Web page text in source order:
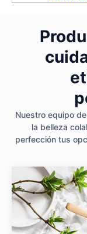
Nuestro equipo
la belleza
perfección tus